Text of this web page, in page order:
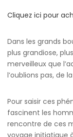
Cliquez ici pour
Dans les grands
plus grandiose,
merveilleux que
l’oublions pas, de
Pour saisir ces
fascinent les
rencontre de ces